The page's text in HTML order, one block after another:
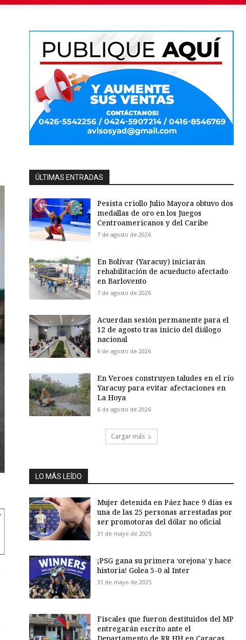
ÚLTIMAS ENTRADAS
Pesista criollo Julio Mayora obtuvo dos
medallas de oro en los Juegos
Centroamericanos y del Caribe
7 de agosto de 2026
En Bolívar (Yaracuy) iniciarán
rehabilitación de acueducto afectado
en Barlovento
7 de agosto de 2026
Acuerdan sesión permanente para el
12 de agosto tras inicio del diálogo
nacional
6 de agosto de 2026
En Veroes construyen taludes en el río
Yaracuy para evitar afectaciones en
La Hoya
6 de agosto de 2026
Cargar más
LO MÁS LEÍDO
Mujer detenida en Páez hace 9 días es
una de las 25 personas arrestadas por
ser promotoras del dólar no oficial
31 de mayo de 2025
¡PSG gana su primera ‘orejona’ y hace
historia! Golea 5-0 al Inter
31 de mayo de 2025
Fiscales que fueron destituidos del MP
entregarán escrito ante el